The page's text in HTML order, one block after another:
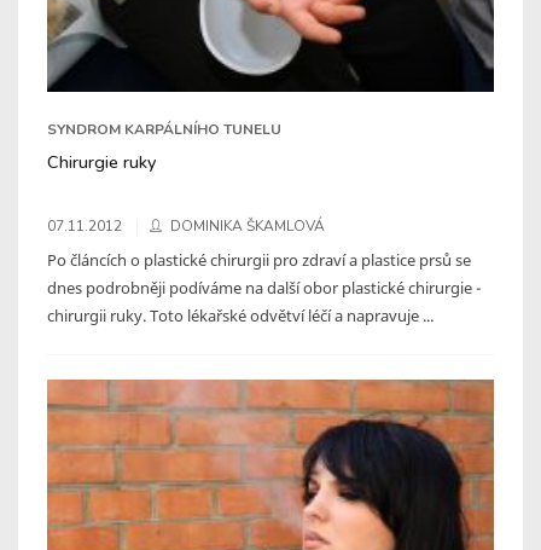
SYNDROM KARPÁLNÍHO TUNELU
Chirurgie ruky
07.11.2012 DOMINIKA ŠKAMLOVÁ
Po článcích o plastické chirurgii pro zdraví a plastice prsů se
dnes podrobněji podíváme na další obor plastické chirurgie -
chirurgii ruky. Toto lékařské odvětví léčí a napravuje ...